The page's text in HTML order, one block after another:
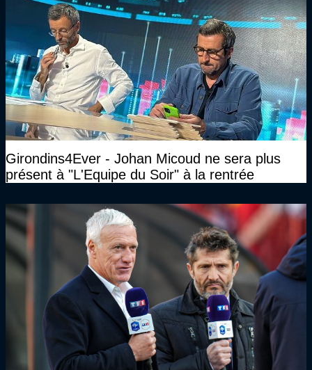
Girondins4Ever - Johan Micoud ne sera plus
présent à "L'Equipe du Soir" à la rentrée